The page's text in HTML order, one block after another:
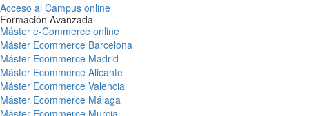
Acceso al Campus online
Formación Avanzada
Máster e-Commerce online
Máster Ecommerce Barcelona
Máster Ecommerce Madrid
Máster Ecommerce Alicante
Máster Ecommerce Valencia
Máster Ecommerce Málaga